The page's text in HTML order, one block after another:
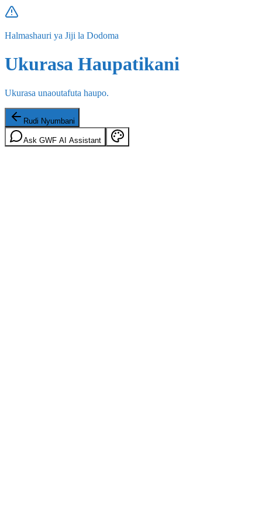
Halmashauri ya Jiji la Dodoma
Ukurasa Haupatikani
Ukurasa unaoutafuta haupo.
Rudi Nyumbani
Ask GWF AI Assistant